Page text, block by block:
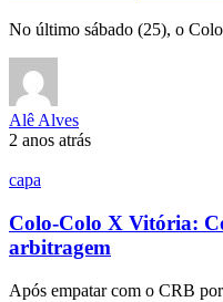
No último sábado (25), o
Alê Alves
2 anos atrás
capa
Colo-Colo X Vitória:
arbitragem
Após empatar com o CRB